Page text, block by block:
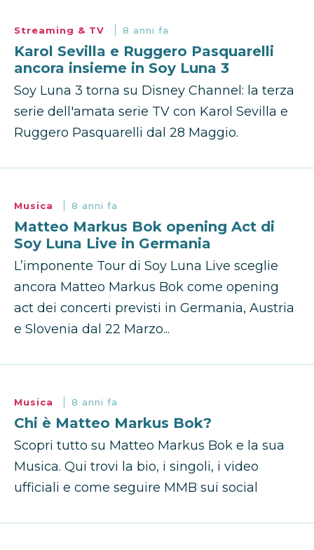
Streaming & TV 8 anni fa
Karol Sevilla e Ruggero Pasquarelli
ancora insieme in Soy Luna 3
Soy Luna 3 torna su Disney Channel: la terza
serie dell'amata serie TV con Karol Sevilla e
Ruggero Pasquarelli dal 28 Maggio.
Musica 8 anni fa
Matteo Markus Bok opening Act di
Soy Luna Live in Germania
L’imponente Tour di Soy Luna Live sceglie
ancora Matteo Markus Bok come opening
act dei concerti previsti in Germania, Austria
e Slovenia dal 22 Marzo...
Musica 8 anni fa
Chi è Matteo Markus Bok?
Scopri tutto su Matteo Markus Bok e la sua
Musica. Qui trovi la bio, i singoli, i video
ufficiali e come seguire MMB sui social